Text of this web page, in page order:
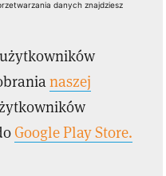
danych znajdziesz
naszej
Google Play Store.